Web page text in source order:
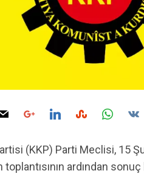
(KKP) Parti Meclisi, 15
ardından